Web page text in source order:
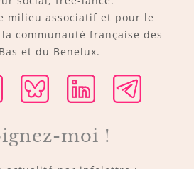
milieu associatif et pour le
communauté française des
et du Benelux.
moi !